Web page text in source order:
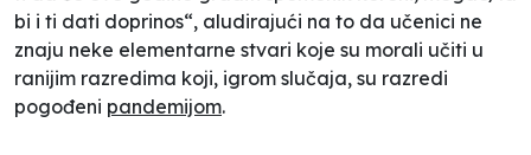
bi i ti dati doprinos“, aludirajući na to da učenici ne
znaju neke elementarne stvari koje su morali učiti u
ranijim razredima koji, igrom slučaja, su razredi
pogođeni pandemijom.